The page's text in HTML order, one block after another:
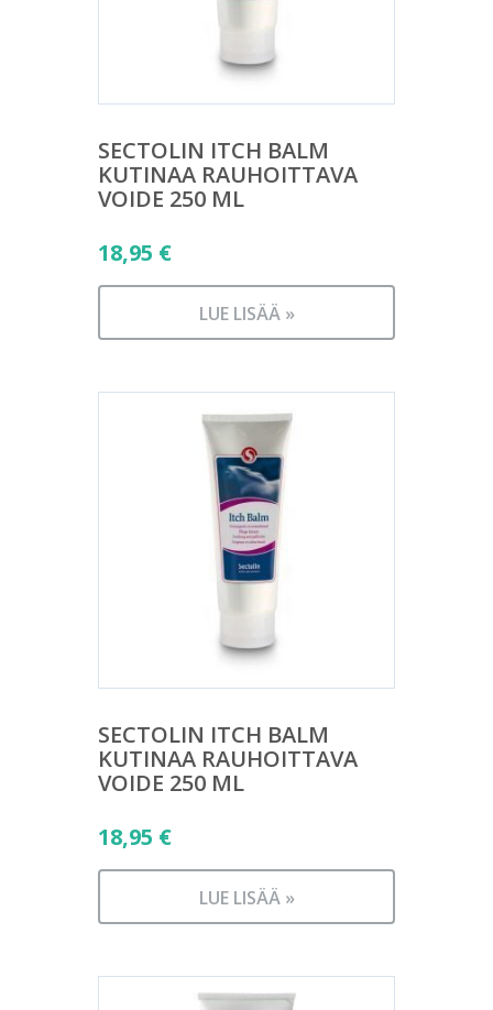
SECTOLIN ITCH BALM
KUTINAA RAUHOITTAVA
VOIDE 250 ML
18,95 €
LUE LISÄÄ »
SECTOLIN ITCH BALM
KUTINAA RAUHOITTAVA
VOIDE 250 ML
18,95 €
LUE LISÄÄ »